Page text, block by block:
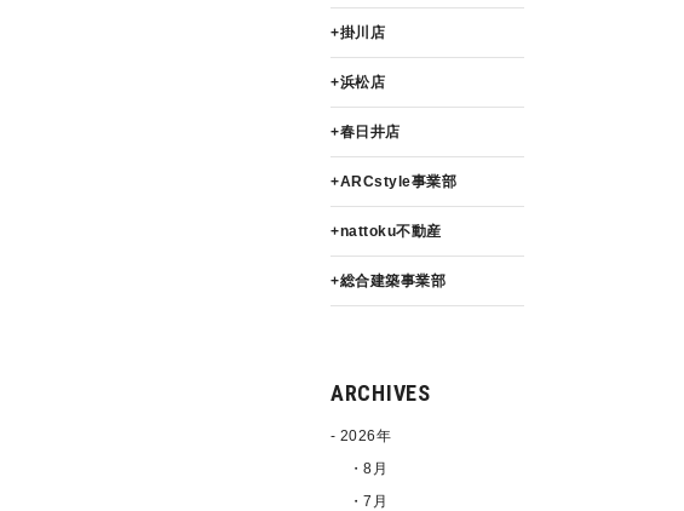
掛川店
浜松店
春日井店
ARCstyle事業部
nattoku不動産
総合建築事業部
ARCHIVES
2026年
・8月
・7月